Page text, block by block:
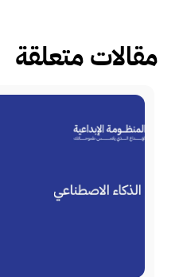
مقالات متعلقة